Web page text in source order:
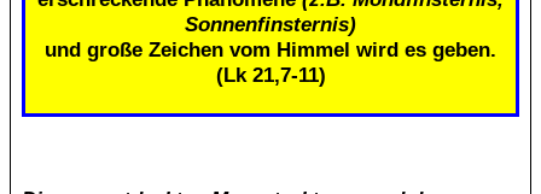
Sonnenfinsternis)
und große Zeichen vom Himmel wird es geben.
(Lk 21,7-11)